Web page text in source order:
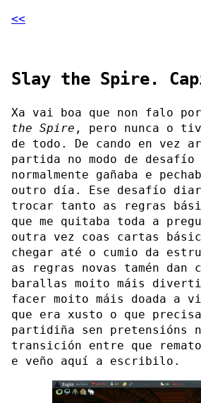
<<
Slay the Spire.
Xa vai boa que non falo
the Spire , pero nunca o
de todo. De cando en vez
partida no modo de
normalmente gañaba e
outro día. Ese desafío
trocar tanto as regras
que me quitaba toda a
outra vez coas cartas
chegar até o cumio da
as regras novas tamén dan
barallas moito máis
facer moito máis doada a
que era xusto o que
partidiña sen pretensións
transición entre que
e veño aquí a escribilo.